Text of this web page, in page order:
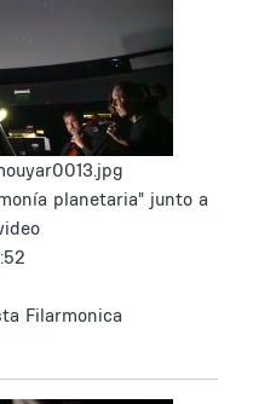
planetaria" junto a
Filarmonica